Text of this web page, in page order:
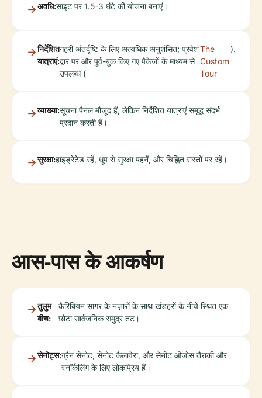
अवधि:साइट पर 1.5-3 घंटे की योजना बनाएं।
निर्देशित
यात्राएं:
गहरी अंतर्दृष्टि के लिए अत्यधिक अनुशंसित; प्रवेश
द्वार पर और पूर्व-बुक किए गए पैकेजों के माध्यम से
उपलब्ध (
The
Custom
Tour
).
व्याख्या:सूचना पैनल मौजूद हैं, लेकिन निर्देशित यात्राएं समृद्ध संदर्भ
प्रदान करती हैं।
सुरक्षा:हाइड्रेटेड रहें, धूप से सुरक्षा पहनें, और चिह्नित रास्तों पर रहें।
आस-पास के आकर्षण
तुलुम
बीच:
कैरिबियन सागर के नज़ारों के साथ खंडहरों के नीचे स्थित एक
छोटा सार्वजनिक समुद्र तट।
सेनोट्स:ग्रैन सेनोट, सेनोट कैलावेरा, और सेनोट ओजोस तैराकी और
स्नॉर्कलिंग के लिए लोकप्रिय हैं।